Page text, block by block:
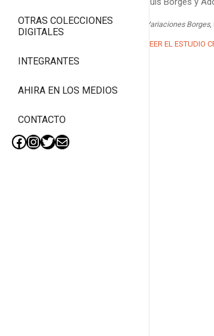
OTRAS COLECCIONES
DIGITALES
INTEGRANTES
AHIRA EN LOS MEDIOS
CONTACTO
Facebook
Instagram
Twitter
Mail
Variaciones Borges,
LEER EL ESTUDIO